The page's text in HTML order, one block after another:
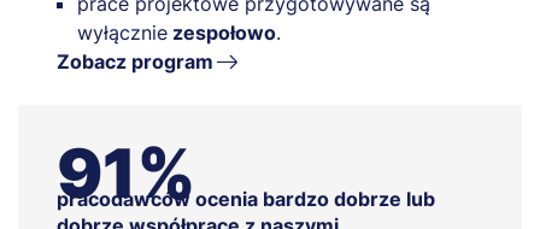
wyłącznie zespołowo.
Zobacz program
91%
pracodawców ocenia bardzo dobrze lub